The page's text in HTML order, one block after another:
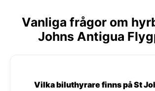
Vanliga frågor om
Johns Antigua
Vilka biluthyrare finns på St